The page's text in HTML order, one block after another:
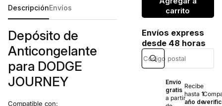
DescripciónEnvíos
Depósito de
Anticongelante
para DODGE
JOURNEY
Compatible con:
carrito
Envíos express
desde 48 horas
Envío
gratis
a partir
Recibe
hasta 1
año de